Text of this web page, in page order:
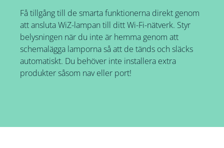
Få tillgång till de smarta funktionerna direkt genom
att ansluta WiZ-lampan till ditt Wi-Fi-nätverk. Styr
belysningen när du inte är hemma genom att
schemalägga lamporna så att de tänds och släcks
automatiskt. Du behöver inte installera extra
produkter såsom nav eller port!